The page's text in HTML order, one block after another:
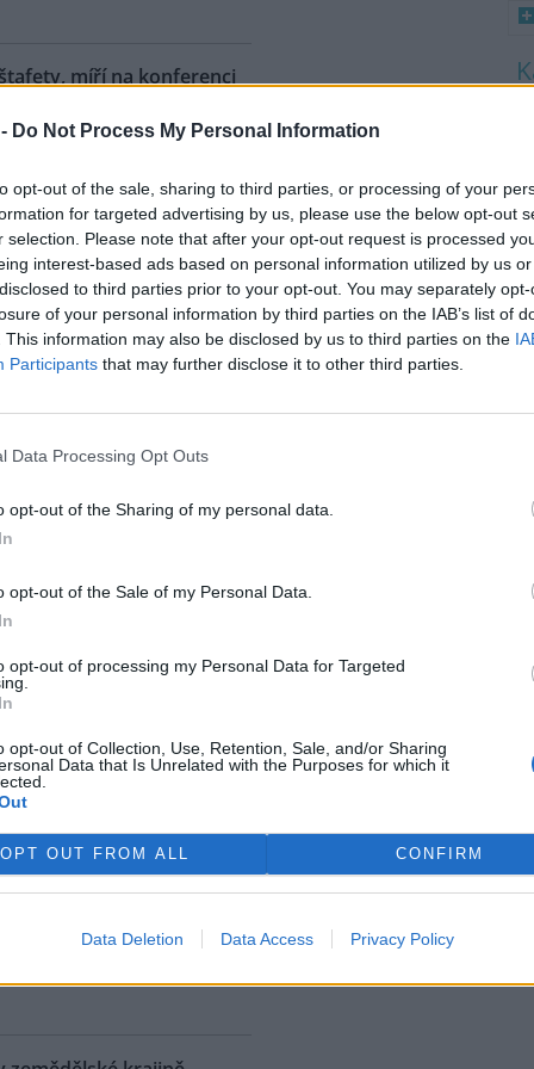
Do Not Process My Personal Information
opt-out of the sale, sharing to third parties, or processing of your
for targeted advertising by us, please use the below opt-out
selection. Please note that after your opt-out request is processed
interest-based ads based on personal information utilized by us
to third parties prior to your opt-out. You may separately
of your personal information by third parties on the IAB’s list of
This information may also be disclosed by us to third parties on the
Participants that may further disclose it to other third parties.
Data Processing Opt Outs
opt-out of the Sharing of my personal data.
opt-out of the Sale of my Personal Data.
opt-out of processing my Personal Data for Targeted
opt-out of Collection, Use, Retention, Sale, and/or Sharing
Data that Is Unrelated with the Purposes for which it
OPT OUT FROM ALL CONFIRM
Data Deletion Data Access Privacy Policy
míří na konferenci
cyklistické štafety COP
Účastníci vyrazili z
Belému, kde se konala
konference smluvních
národů (OSN) o změně
se v listopadu uskuteční 31.
konferencideset návrhůna
necelé tři dny. Včera
hl. m. Prahy Jana
velká ropná skvrna z
přírodní rezervaci v
v jejíž blízkosti se rozšířila
níž panuje podezření, že
na sdělení
nevládní organizace
řeky minimální průtoky
)
srážek je téměř ve
jihočeských řekách historicky
v rovinatých oblastech,